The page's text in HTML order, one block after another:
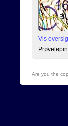
Vis
Are you the